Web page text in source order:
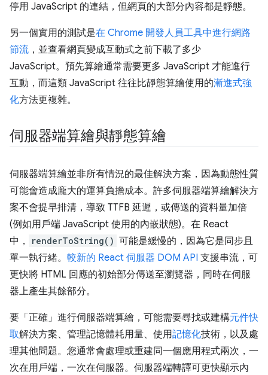
停用 JavaScript 的連結，但網頁的大部分內容都是靜態。
另一個實用的測試是在 Chrome 開發人員工具中進行網路
節流 ，並查看網頁變成互動式之前下載了多少
JavaScript。預先算繪通常需要更多 JavaScript 才能進行
互動，而這類 JavaScript 往往比靜態算繪使用的漸進式強
化方法更複雜。
伺服器端算繪與靜態算繪
伺服器端算繪並非所有情況的最佳解決方案，因為動態性質
可能會造成龐大的運算負擔成本。許多伺服器端算繪解決方
案不會提早排清，導致 TTFB 延遲，或傳送的資料量加倍
(例如用戶端 JavaScript 使用的內嵌狀態)。在 React
中，
renderToString() 可能是緩慢的，因為它是同步且
單一執行緒。 較新的 React 伺服器 DOM API 支援串流，可
更快將 HTML 回應的初始部分傳送至瀏覽器，同時在伺服
器上產生其餘部分。
要「正確」進行伺服器端算繪，可能需要尋找或建構元件快
取解決方案、管理記憶體耗用量、使用記憶化技術，以及處
理其他問題。您通常會處理或重建同一個應用程式兩次，一
次在用戶端，一次在伺服器。伺服器端轉譯可更快顯示內